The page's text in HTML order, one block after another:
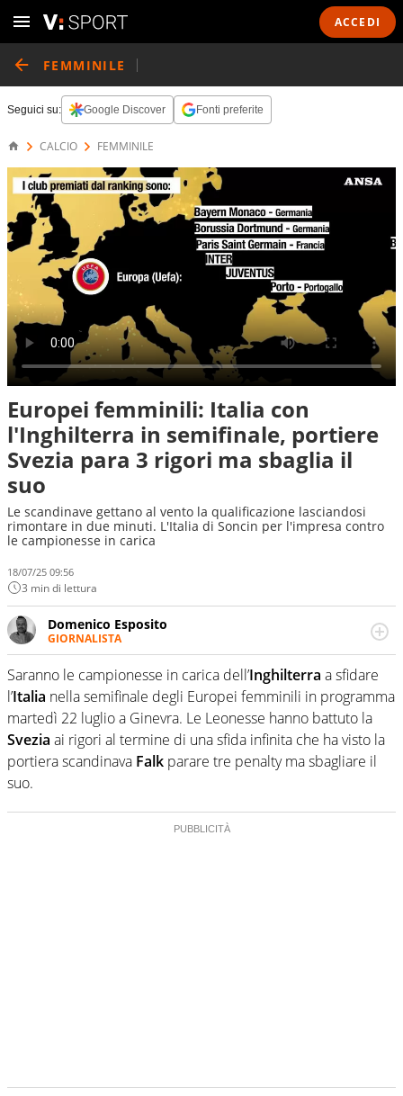
ACCEDI
FEMMINILE
Seguici su: Google Discover Fonti preferite
CALCIO FEMMINILE
Europei femminili: Italia con
l'Inghilterra in semifinale, portiere
Svezia para 3 rigori ma sbaglia il
suo
Le scandinave gettano al vento la qualificazione lasciandosi
rimontare in due minuti. L'Italia di Soncin per l'impresa contro
le campionesse in carica
18/07/25 09:56
3 min di lettura
Domenico Esposito
GIORNALISTA
Da vent’anni in campo e sul campo per vivere ogni evento
in tutte le sue sfaccettature. Passione smisurata per il
calcio e per la sfera di cuoio. Il pallone è una cosa
serissima, guai a dirgli di no
Saranno le campionesse in carica dell’Inghilterra a sfidare
l’Italia nella semifinale degli Europei femminili in programma
martedì 22 luglio a Ginevra. Le Leonesse hanno battuto la
Svezia ai rigori al termine di una sfida infinita che ha visto la
portiera scandinava Falk parare tre penalty ma sbagliare il
suo.